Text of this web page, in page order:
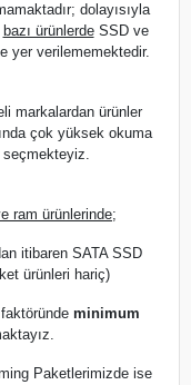
dolayısıyla
bazı ürünlerdeSSD ve
yer verilememektedir.
markalardan ürünler
çok yüksek okuma
seçmekteyiz.
ram ürünlerinde;
itibaren SATA SSD
ürünleri hariç)
minimum
Paketlerimizde ise